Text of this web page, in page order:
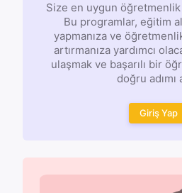
Size en uygun öğretmenlik
Bu programlar, eğitim
yapmanıza ve
artırmanıza yardımcı
ulaşmak ve başarılı bir
doğru adımı
Giriş Yap